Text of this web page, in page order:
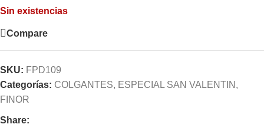
Sin existencias
Compare
SKU: FPD109
Categorías: COLGANTES, ESPECIAL SAN VALENTIN ,
FINOR
Share: